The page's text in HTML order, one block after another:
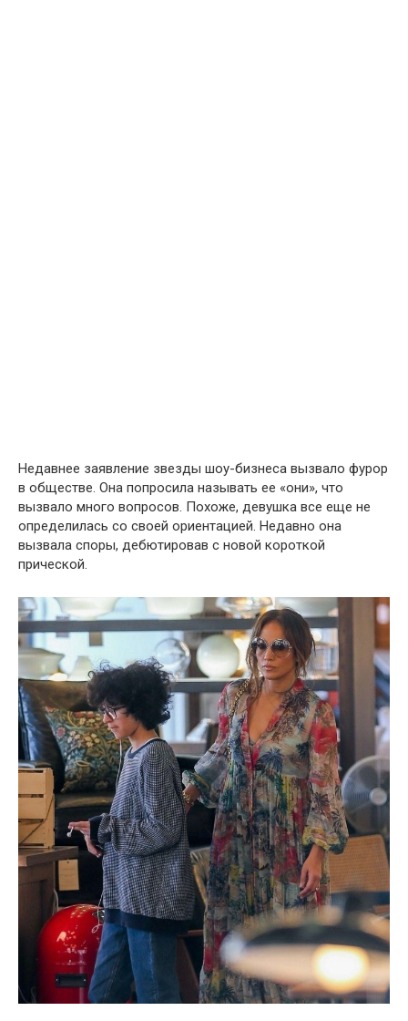
Недавнее заявление звезды шоу-бизнеса вызвало фурор
в обществе. Она попросила называть ее «они», что
вызвало много вопросов. Похоже, девушка все еще не
определилась со своей ориентацией. Недавно она
вызвала споры, дебютировав с новой короткой
прической.